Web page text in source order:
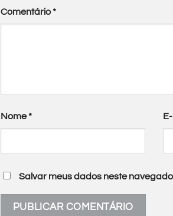
Comentário*
Nome*
Salvar meus dados neste